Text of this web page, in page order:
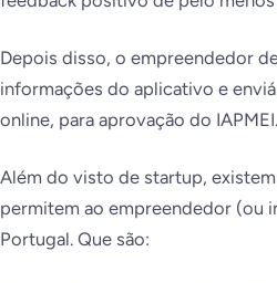
Depois disso, o empreendedor
informações do aplicativo e
online, para aprovação do IAPMEI.
Além do visto de startup,
permitem ao empreendedor (ou
Portugal. Que são: